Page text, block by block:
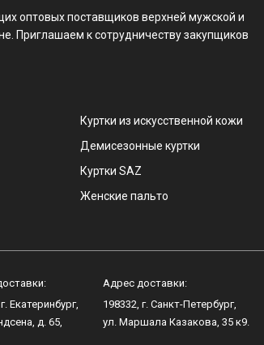
оптовых поставщиков верхней мужской и
Приглашаем к сотрудничеству закупщиков
Куртки из искусственной кожи
Демисезонные куртки
Куртки SAZ
Женские пальто
Екатеринбург,
д. 65,
Адрес доставки:
198332, г. Санкт-Петербург,
ул. Маршала Казакова, 35 к9.